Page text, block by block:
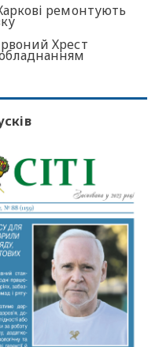
ремонтують
Хрест